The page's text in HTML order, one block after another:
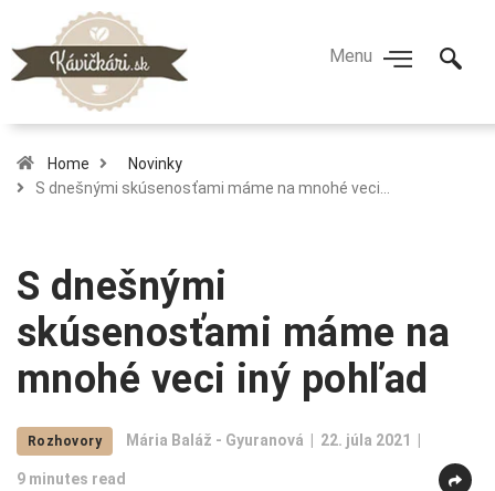
Home
Novinky
S dnešnými skúsenosťami máme na mnohé veci…
S dnešnými
skúsenosťami máme na
mnohé veci iný pohľad
Rozhovory Mária Baláž - Gyuranová 22. júla 2021
9 minutes read